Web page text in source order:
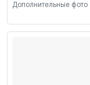
Дополнительные фото